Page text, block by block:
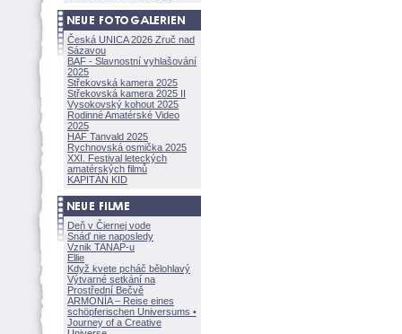
Česká UNICA 2026 Zruč nad
Sázavou
BAF - Slavnostní vyhlašování
2025
Střekovská kamera 2025
Střekovská kamera 2025 II
Vysokovský kohout 2025
Rodinné Amatérské Video
2025
HAF Tanvald 2025
Rychnovská osmička 2025
XXI. Festival leteckých
amatérských filmů
KAPITÁN KID
Deň v Čiernej vode
Snáď nie naposledy
Vznik TANAP-u
Ellie
Když kvete pcháč bělohlavý
Výtvarné setkání na
Prostřední Bečvě
ARMONÍA – Reise eines
schöpferischen Universums •
Journey of a Creative